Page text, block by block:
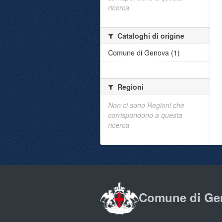
ricerca
Cataloghi di origine
Comune di Genova (1)
Regioni
Non ci sono Regioni che
corrispondono a questa
ricerca
Comune di